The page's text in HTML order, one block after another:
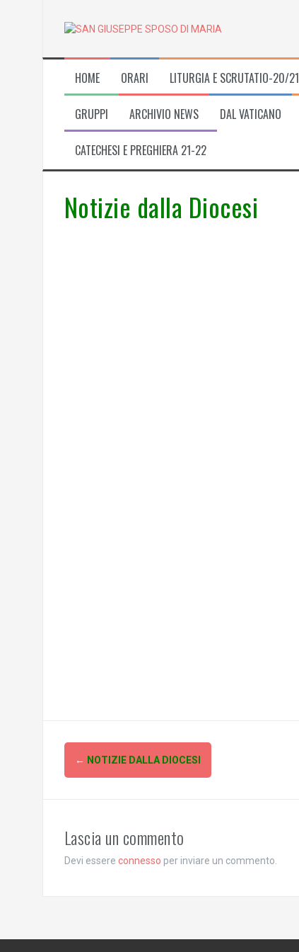
HOME ORARI LITURGIA E SCRUTATIO-20/21
GRUPPI ARCHIVIO NEWS DAL VATICANO
CATECHESI E PREGHIERA 21-22
Notizie dalla Diocesi
Post
navigation
← NOTIZIE DALLA DIOCESI
Lascia un commento
Devi essere connesso per inviare un commento.